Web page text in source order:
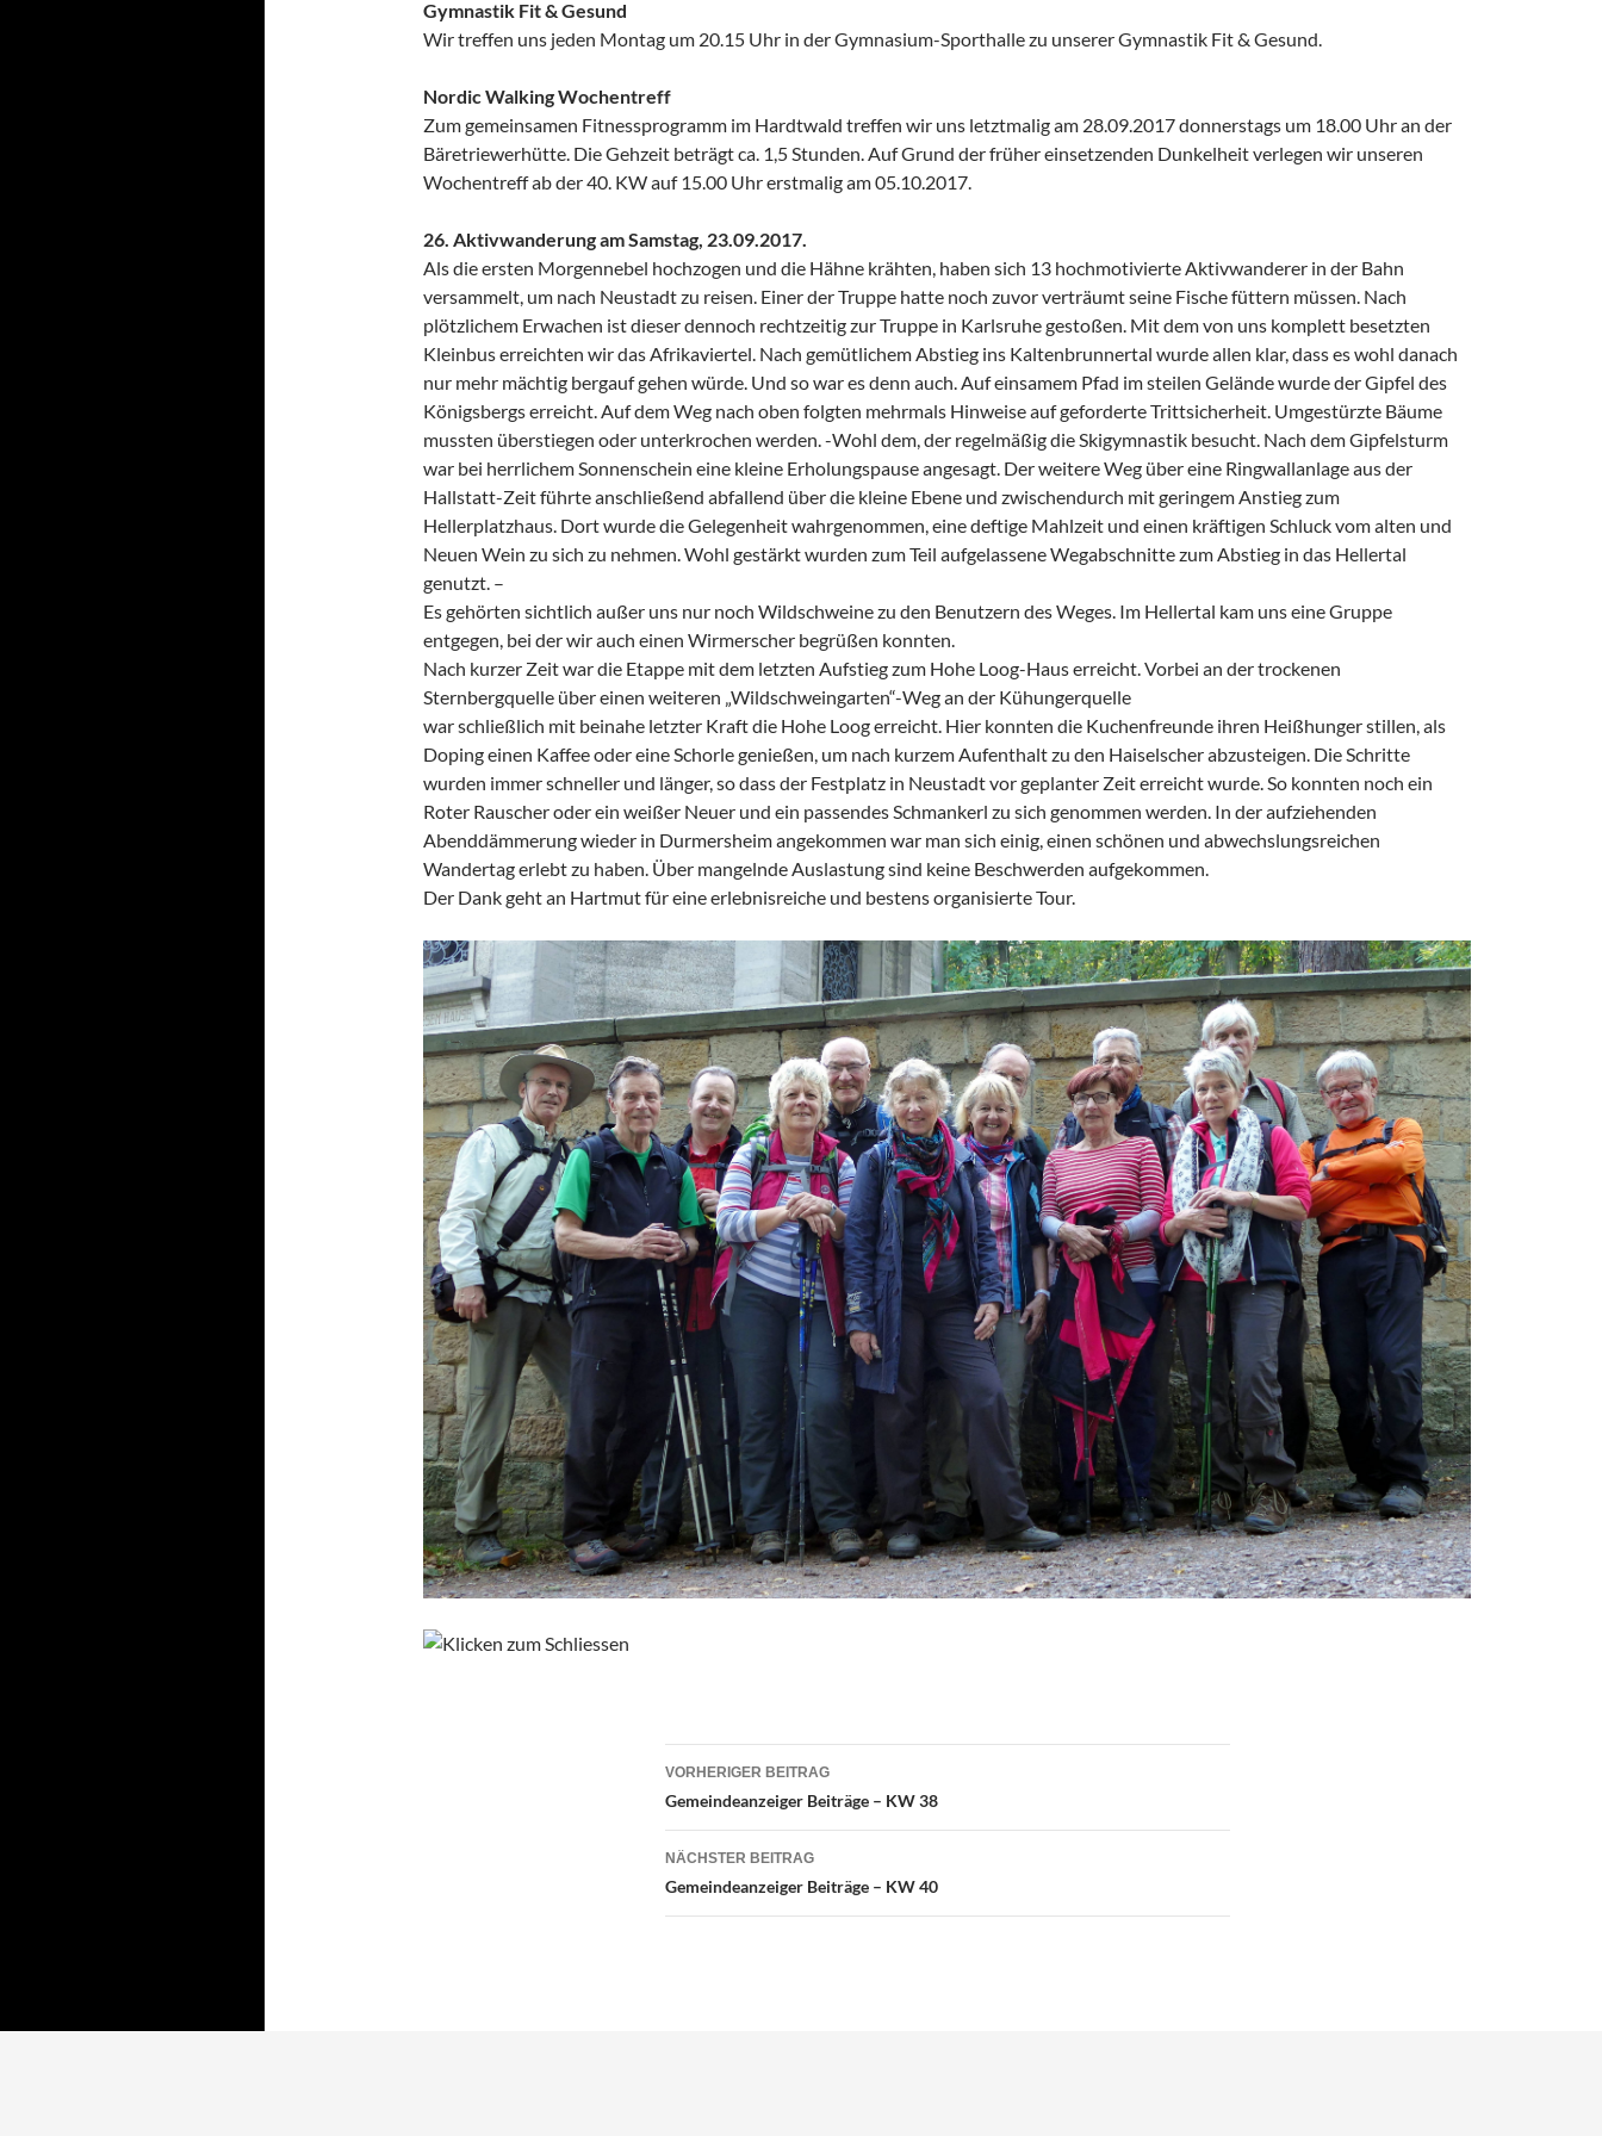
Gymnastik Fit & Gesund
Wir treffen uns jeden Montag um 20.15 Uhr in der Gymnasium-Sporthalle zu unserer Gymnastik Fit & Gesund.
Nordic Walking Wochentreff
Zum gemeinsamen Fitnessprogramm im Hardtwald treffen wir uns letztmalig am 28.09.2017 donnerstags um 18.00 Uhr an der
Bäretriewerhütte. Die Gehzeit beträgt ca. 1,5 Stunden. Auf Grund der früher einsetzenden Dunkelheit verlegen wir unseren
Wochentreff ab der 40. KW auf 15.00 Uhr erstmalig am 05.10.2017.
26. Aktivwanderung am Samstag, 23.09.2017.
Als die ersten Morgennebel hochzogen und die Hähne krähten, haben sich 13 hochmotivierte Aktivwanderer in der Bahn
versammelt, um nach Neustadt zu reisen. Einer der Truppe hatte noch zuvor verträumt seine Fische füttern müssen. Nach
plötzlichem Erwachen ist dieser dennoch rechtzeitig zur Truppe in Karlsruhe gestoßen. Mit dem von uns komplett besetzten
Kleinbus erreichten wir das Afrikaviertel. Nach gemütlichem Abstieg ins Kaltenbrunnertal wurde allen klar, dass es wohl danach
nur mehr mächtig bergauf gehen würde. Und so war es denn auch. Auf einsamem Pfad im steilen Gelände wurde der Gipfel des
Königsbergs erreicht. Auf dem Weg nach oben folgten mehrmals Hinweise auf geforderte Trittsicherheit. Umgestürzte Bäume
mussten überstiegen oder unterkrochen werden. -Wohl dem, der regelmäßig die Skigymnastik besucht. Nach dem Gipfelsturm
war bei herrlichem Sonnenschein eine kleine Erholungspause angesagt. Der weitere Weg über eine Ringwallanlage aus der
Hallstatt-Zeit führte anschließend abfallend über die kleine Ebene und zwischendurch mit geringem Anstieg zum
Hellerplatzhaus. Dort wurde die Gelegenheit wahrgenommen, eine deftige Mahlzeit und einen kräftigen Schluck vom alten und
Neuen Wein zu sich zu nehmen. Wohl gestärkt wurden zum Teil aufgelassene Wegabschnitte zum Abstieg in das Hellertal
genutzt. –
Es gehörten sichtlich außer uns nur noch Wildschweine zu den Benutzern des Weges. Im Hellertal kam uns eine Gruppe
entgegen, bei der wir auch einen Wirmerscher begrüßen konnten.
Nach kurzer Zeit war die Etappe mit dem letzten Aufstieg zum Hohe Loog-Haus erreicht. Vorbei an der trockenen
Sternbergquelle über einen weiteren „Wildschweingarten“-Weg an der Kühungerquelle
war schließlich mit beinahe letzter Kraft die Hohe Loog erreicht. Hier konnten die Kuchenfreunde ihren Heißhunger stillen, als
Doping einen Kaffee oder eine Schorle genießen, um nach kurzem Aufenthalt zu den Haiselscher abzusteigen. Die Schritte
wurden immer schneller und länger, so dass der Festplatz in Neustadt vor geplanter Zeit erreicht wurde. So konnten noch ein
Roter Rauscher oder ein weißer Neuer und ein passendes Schmankerl zu sich genommen werden. In der aufziehenden
Abenddämmerung wieder in Durmersheim angekommen war man sich einig, einen schönen und abwechslungsreichen
Wandertag erlebt zu haben. Über mangelnde Auslastung sind keine Beschwerden aufgekommen.
Der Dank geht an Hartmut für eine erlebnisreiche und bestens organisierte Tour.
Beitragsnavigation
VORHERIGER BEITRAG
Gemeindeanzeiger Beiträge – KW 38
NÄCHSTER BEITRAG
Gemeindeanzeiger Beiträge – KW 40